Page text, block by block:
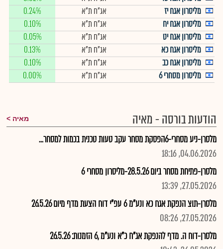
מליסרון אגח יז
אג"ח ת"א
0.24%
מליסרון אגח יח
אג"ח ת"א
0.10%
מליסרון אגח יט
אג"ח ת"א
0.05%
מליסרון אגח כא
אג"ח ת"א
0.13%
מליסרון אגח כב
אג"ח ת"א
0.10%
מליסרון מסחרי 6
אג"ח ת"א 0.00%
הודעות בורסה - מאיה מאיה
מלסרן-ניע מסחרי-6הפסקת מסחר עקב טעות טכנית בכמות למסחר...
04.06.2026, 18:16
מלסרן-פתיחת מסחר ביום 28.5.26-מליסרון מסחרי 6
27.05.2026, 13:39
מלסרן-תוצ הנפקת אגח כא ונע"מ 6 עפ"י דוח הצעת מדף מיום 26.5.26
27.05.2026, 08:26
מלסרן-דוח ה. מדף להנפקת אג"ח כ"א ונע"מ ,6 הזמנות: 26.5.26